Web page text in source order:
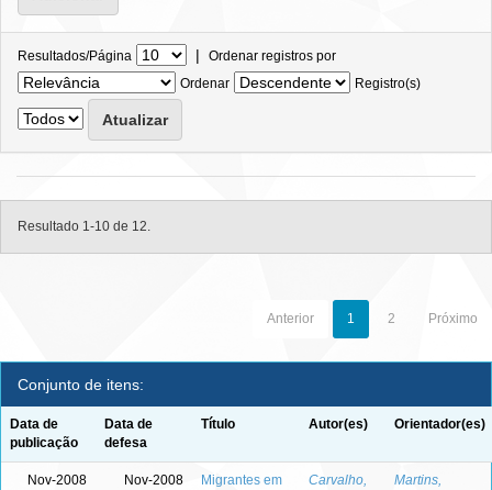
Resultados/Página | Ordenar registros por
Ordenar
Registro(s)
Resultado 1-10 de 12.
Anterior 1 2 Próximo
Conjunto de itens:
Data de
publicação
Data de
defesa
Título Autor(es) Orientador(es)
Nov-2008 Nov-2008
Migrantes em
Carvalho,
Martins,